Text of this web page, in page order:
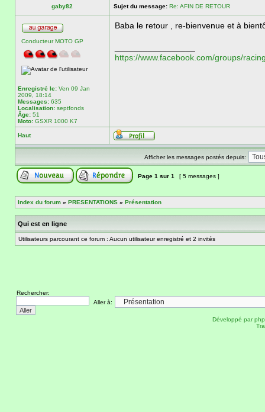
gaby82 Sujet du message: Re: AFIN DE RETOUR
Conducteur MOTO GP
Enregistré le: Ven 09 Jan
2009, 18:14
Messages: 635
Localisation: septfonds
Âge: 51
Moto: GSXR 1000 K7
Baba le retour , re-bienvenue et à
https://www.facebook.com/groups/
Haut
Afficher les messages postés depuis:
Page 1 sur 1 [ 5 messages ]
Index du forum » PRESENTATIONS » Présentation
Qui est en ligne
Utilisateurs parcourant ce forum : Aucun utilisateur enregistré et 2 invités
Rechercher:
Aller à:
Développé par